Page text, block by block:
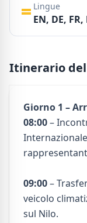
Lingue
EN, DE,
Itinerario
Giorno 1 –
08:00–
09:00–
veicolo
sul Nilo.